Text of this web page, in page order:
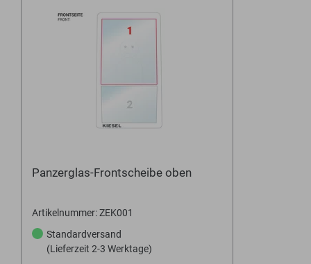
Panzerglas-Frontscheibe oben
Artikelnummer: ZEK001
Standardversand
(Lieferzeit 2-3 Werktage)